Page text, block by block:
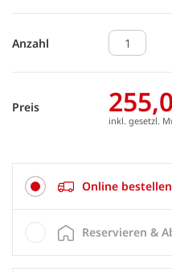
Anzahl
Preis
inkl. gesetzl.
Online bestellen
Reservieren &